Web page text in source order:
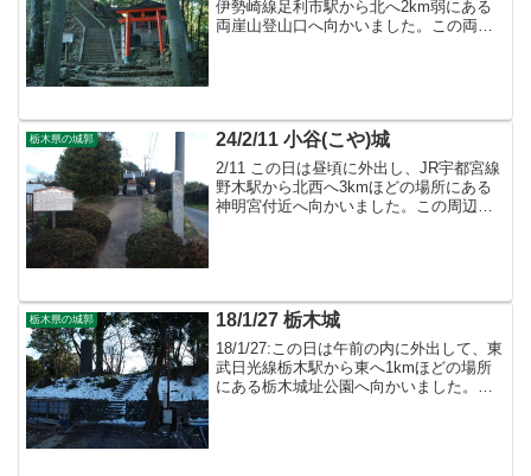
伊勢崎線足利市駅から北へ2km弱にある
両崖山登山口へ向かいました。この両崖
栃木県の城郭 24/2/11 小谷(こや)城
2/11 この日は昼頃に外出し、JR宇都宮線
野木駅から北西へ3kmほどの場所にある
神明宮付近へ向かいました。この周辺は
栃木県の城郭 18/1/27 栃木城
18/1/27:この日は午前の内に外出して、東
武日光線栃木駅から東へ1kmほどの場所
にある栃木城址公園へ向かいました。栃